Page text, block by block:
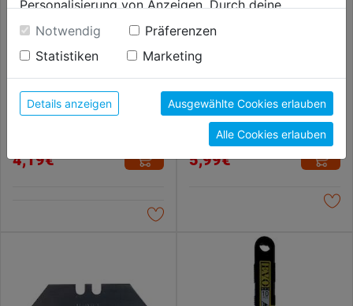
Trapezklingen 19mm
4,19€
Cutter Alu 18mm SB
5,99€
Personalisierung von Anzeigen. Durch deine
Einwilligung werden die Daten von Drittanbieter,
unter anderem auch in den USA, verarbeitet.
Durch Klick auf "Alle Cookies erlauben" stimmst du
der Verwendung aller Cookies zu. Unter "Details
anzeigen" findest du alle Infos zu den
unterschiedlichen Cookies, unter "Cookies
Konfigurieren" kannst du auswählen, welche Cookies
du zulassen möchtest und welche nicht.
Weitere Informationen findest du in unserer
Notwendig
Präferenzen
Statistiken
Marketing
Details anzeigen Ausgewählte Cookies erlauben
Alle Cookies erlauben